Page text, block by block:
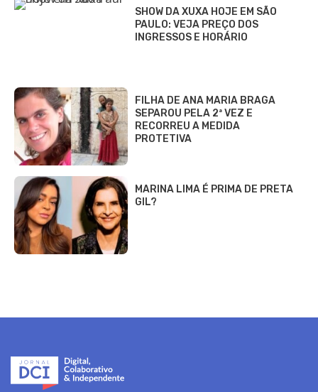
SHOW DA XUXA HOJE EM SÃO
PAULO: VEJA PREÇO DOS
INGRESSOS E HORÁRIO
FILHA DE ANA MARIA BRAGA
SEPAROU PELA 2ª VEZ E
RECORREU A MEDIDA
PROTETIVA
MARINA LIMA É PRIMA DE PRETA
GIL?